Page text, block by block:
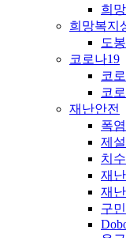
희
희망복지
도
코로나19
코
코
재난안전
폭
제
치
재
재
구